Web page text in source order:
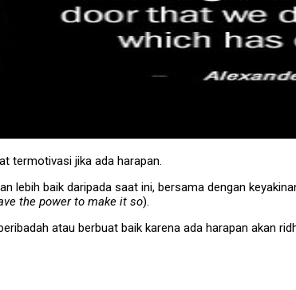
termotivasi jika ada harapan.
lebih baik daripada saat ini, bersama dengan
the power to make it so).
atau berbuat baik karena ada harapan akan